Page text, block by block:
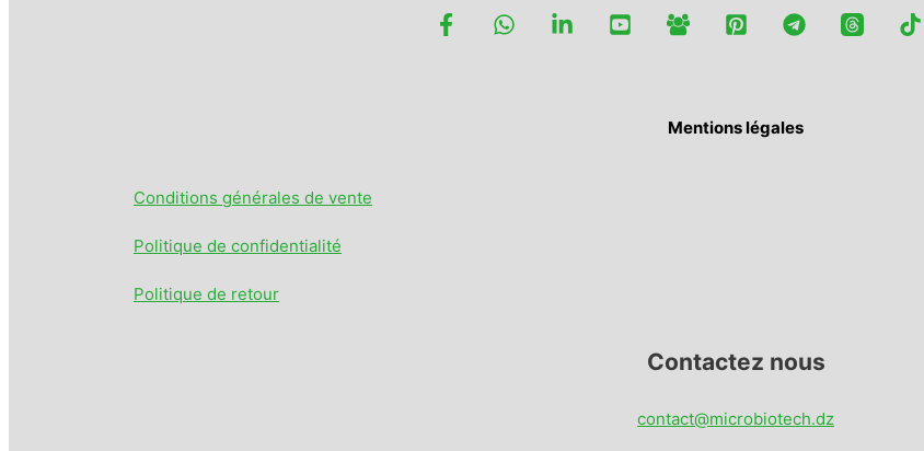
Mentions légales
Conditions générales de vente
Politique de confidentialité
Politique de retour
Contactez nous
contact@microbiotech.dz